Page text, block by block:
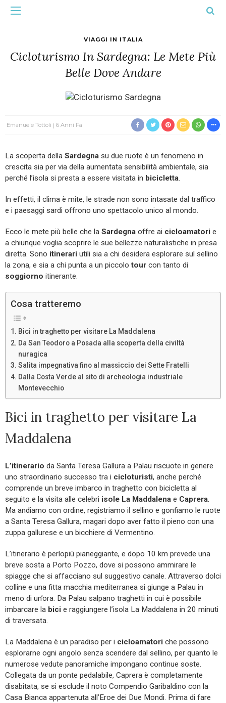
VIAGGI IN ITALIA
Cicloturismo In Sardegna: Le Mete Più
Belle Dove Andare
Emanuele Tottoli 6 Anni Fa
La scoperta della Sardegna su due ruote è un fenomeno in
crescita sia per via della aumentata sensibilità ambientale, sia
perché l’isola si presta a essere visitata in bicicletta.
In effetti, il clima è mite, le strade non sono intasate dal traffico
e i paesaggi sardi offrono uno spettacolo unico al mondo.
Ecco le mete più belle che la Sardegna offre ai cicloamatori e
a chiunque voglia scoprire le sue bellezze naturalistiche in presa
diretta. Sono itinerari utili sia a chi desidera esplorare sul sellino
la zona, e sia a chi punta a un piccolotour con tanto di
soggiorno itinerante.
Cosa tratteremo
Bici in traghetto per visitare La Maddalena
Da San Teodoro a Posada alla scoperta della civiltà
nuragica
Salita impegnativa fino al massiccio dei Sette Fratelli
Dalla Costa Verde al sito di archeologia industriale
Montevecchio
Bici in traghetto per visitare La
Maddalena
L’itinerario da Santa Teresa Gallura a Palau riscuote in genere
uno straordinario successo tra i cicloturisti, anche perché
comprende un breve imbarco in traghetto con bicicletta al
seguito e la visita alle celebri isole La Maddalena e Caprera.
Ma andiamo con ordine, registriamo il sellino e gonfiamo le ruote
a Santa Teresa Gallura, magari dopo aver fatto il pieno con una
zuppa gallurese e un bicchiere di Vermentino.
L’itinerario è perlopiù pianeggiante, e dopo 10 km prevede una
breve sosta a Porto Pozzo, dove si possono ammirare le
spiagge che si affacciano sul suggestivo canale. Attraverso dolci
colline e una fitta macchia mediterranea si giunge a Palau in
meno di un’ora. Da Palau salpano traghetti in cui è possibile
imbarcare la bici e raggiungere l’isola La Maddalena in 20 minuti
di traversata.
La Maddalena è un paradiso per i cicloamatori che possono
esplorarne ogni angolo senza scendere dal sellino, per quanto le
numerose vedute panoramiche impongano continue soste.
Collegata da un ponte pedalabile, Caprera è completamente
disabitata, se si esclude il noto Compendio Garibaldino con la
Casa Bianca appartenuta all’Eroe dei Due Mondi. Prima di fare